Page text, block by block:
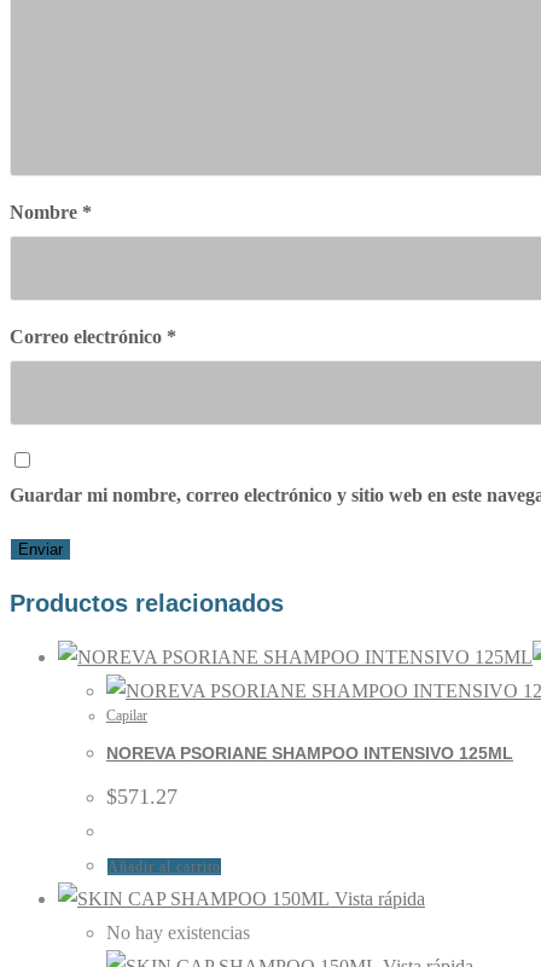
Nombre *
Correo electrónico *
Guardar mi nombre, correo electrónico y sitio web en este
Productos relacionados
Capilar
NOREVA PSORIANE SHAMPOO INTENSIVO 125ML
$571.27
Añadir al carrito
Vista rápida
No hay existencias